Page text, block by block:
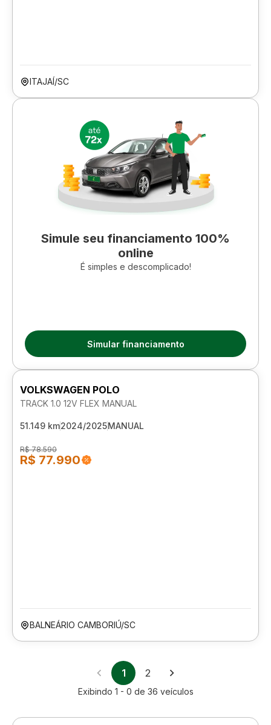
ITAJAÍ/SC
Simule seu financiamento 100%
online
É simples e descomplicado!
Simular financiamento
VOLKSWAGEN POLO
TRACK 1.0 12V FLEX MANUAL
51.149 km2024/2025MANUAL
R$ 78.590
R$ 77.990
BALNEÁRIO CAMBORIÚ/SC
1 2
Exibindo 1 - 0 de 36 veículos